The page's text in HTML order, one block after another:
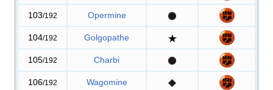
103/192 Opermine
104/192 Golgopathe
105/192 Charbi
106/192 Wagomine